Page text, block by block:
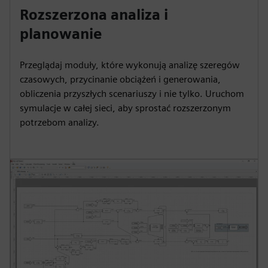
Rozszerzona analiza i
planowanie
Przeglądaj moduły, które wykonują analizę szeregów
czasowych, przycinanie obciążeń i generowania,
obliczenia przyszłych scenariuszy i nie tylko. Uruchom
symulacje w całej sieci, aby sprostać rozszerzonym
potrzebom analizy.